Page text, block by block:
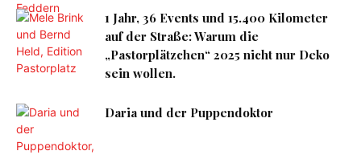
1 Jahr, 36 Events und 15.400 Kilometer
auf der Straße: Warum die
„Pastorplätzchen“ 2025 nicht nur Deko
sein wollen.
Daria und der Puppendoktor